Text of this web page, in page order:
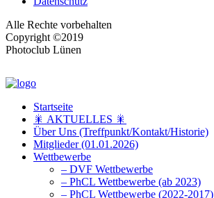
Alle Rechte vorbehalten
Copyright ©2019
Photoclub Lünen
Startseite
🎇 AKTUELLES 🎇
Über Uns (Treffpunkt/Kontakt/Historie)
Mitglieder (01.01.2026)
Wettbewerbe
– DVF Wettbewerbe
– PhCL Wettbewerbe (ab 2023)
– PhCL Wettbewerbe (2022-2017)